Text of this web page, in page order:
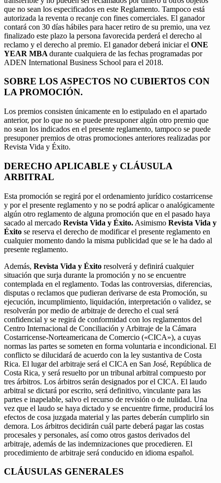
que no sean los especificados en este Reglamento. Tampoco está
autorizada la reventa o recanje con fines comerciales. El ganador
contará con 30 días hábiles para hacer retiro de su premio, una vez
finalizado este plazo la persona favorecida perderá el derecho al
reclamo y el derecho al premio. El ganador deberá iniciar el ONE
YEAR MBA durante cualquiera de las fechas programadas por
ADEN International Business School para el 2018.
SOBRE LOS ASPECTOS NO CUBIERTOS CON
LA PROMOCIÓN.
Los premios consisten únicamente en lo estipulado en el apartado
anterior, por lo que no se puede presuponer algún otro premio que
no sean los indicados en el presente reglamento, tampoco se puede
presuponer premios de otras promociones anteriores realizadas por
Revista Vida y Éxito.
DERECHO APLICABLE y CLÁUSULA
ARBITRAL
Esta promoción se regirá por el ordenamiento jurídico costarricense
y por el presente reglamento y no se podrá aplicar o analógicamente
algún otro reglamento de alguna promoción que en el pasado haya
sacado al mercado Revista Vida y Éxito. Asimismo Revista Vida y
Éxito se reserva el derecho de modificar el presente reglamento en
cualquier momento dando la misma publicidad que se le ha dado al
presente reglamento.
Además, Revista Vida y Éxito resolverá y definirá cualquier
situación que surja durante la promoción y no se encuentre
contemplada en el reglamento. Todas las controversias, diferencias,
disputas o reclamos que pudieran derivarse de esta Promoción, su
ejecución, incumplimiento, liquidación, interpretación o validez, se
resolverán por medio de arbitraje de derecho el cual será
confidencial y se regirá de conformidad con los reglamentos del
Centro Internacional de Conciliación y Arbitraje de la Cámara
Costarricense-Norteamericana de Comercio («CICA»), a cuyas
normas las partes se someten en forma voluntaria e incondicional. El
conflicto se dilucidará de acuerdo con la ley sustantiva de Costa
Rica. El lugar del arbitraje será el CICA en San José, República de
Costa Rica, y será resuelto por un tribunal arbitral compuesto por
tres árbitros. Los árbitros serán designados por el CICA. El laudo
arbitral se dictará por escrito, será definitivo, vinculante para las
partes e inapelable, salvo el recurso de revisión o de nulidad. Una
vez que el laudo se haya dictado y se encuentre firme, producirá los
efectos de cosa juzgada material y las partes deberán cumplirlo sin
demora. Los árbitros decidirán cuál parte deberá pagar las costas
procesales y personales, así como otros gastos derivados del
arbitraje, además de las indemnizaciones que procedieren. El
procedimiento de arbitraje será conducido en idioma español.
CLÁUSULAS GENERALES